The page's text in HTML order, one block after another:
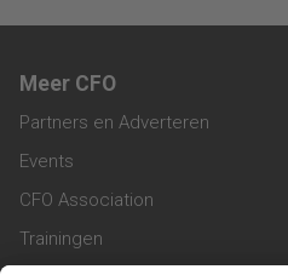
Meer CFO
Partners en Adverteren
Events
CFO Association
Trainingen